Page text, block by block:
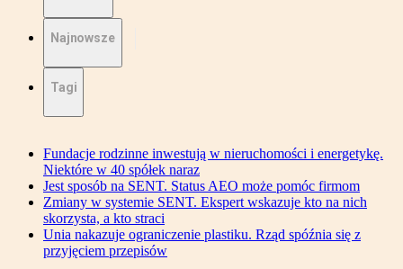
Najnowsze
Tagi
Fundacje rodzinne inwestują w nieruchomości i energetykę.
Niektóre w 40 spółek naraz
Jest sposób na SENT. Status AEO może pomóc firmom
Zmiany w systemie SENT. Ekspert wskazuje kto na nich
skorzysta, a kto straci
Unia nakazuje ograniczenie plastiku. Rząd spóźnia się z
przyjęciem przepisów